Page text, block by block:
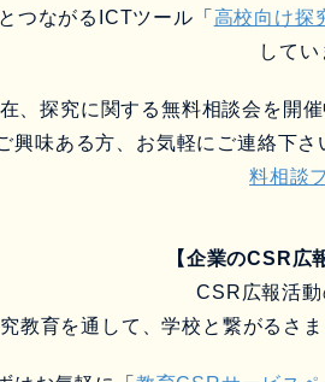
つながるICTツール「 高校向け探
してい
、探究に関する無料相談会を開
興味ある方、お気軽にご連絡下さ
料相談
【企業のCSR広
CSR広報活動
教育を通して、学校と繋がるさ